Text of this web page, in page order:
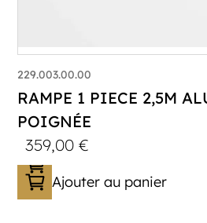
229.003.00.00
RAMPE 1 PIECE 2,5M
POIGNÉE
359,00€
Ajouter au panier